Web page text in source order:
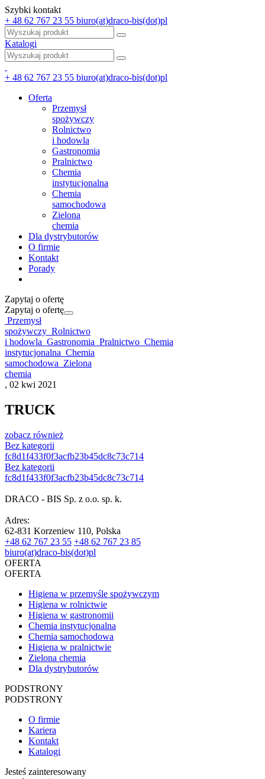
Szybki kontakt
+ 48 62 767 23 55 biuro(at)draco-bis(dot)pl
Katalogi
+ 48 62 767 23 55 biuro(at)draco-bis(dot)pl
Oferta
Przemysł
spożywczy
Rolnictwo
i hodowla
Gastronomia
Pralnictwo
Chemia
instytucjonalna
Chemia
samochodowa
Zielona
chemia
Dla dystrybutorów
O firmie
Kontakt
Porady
Zapytaj o ofertę
Zapytaj o ofertę
Przemysł
spożywczy Rolnictwo
i hodowla Gastronomia Pralnictwo Chemia
instytucjonalna Chemia
samochodowa Zielona
chemia
, 02 kwi 2021
TRUCK
zobacz również
Bez kategorii
fc8d1f433f0f3acfb23b45dc8c73c714
Bez kategorii
fc8d1f433f0f3acfb23b45dc8c73c714
DRACO - BIS Sp. z o.o. sp. k.
Adres:
62-831 Korzeniew 110, Polska
+48 62 767 23 55 +48 62 767 23 85
biuro(at)draco-bis(dot)pl
OFERTA
OFERTA
Higiena w przemyśle spożywczym
Higiena w rolnictwie
Higiena w gastronomii
Chemia instytucjonalna
Chemia samochodowa
Higiena w pralnictwie
Zielona chemia
Dla dystrybutorów
PODSTRONY
PODSTRONY
O firmie
Kariera
Kontakt
Katalogi
Jesteś zainteresowany